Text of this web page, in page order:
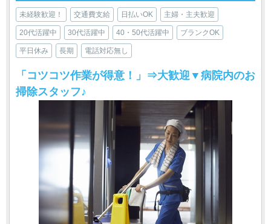
未経験歓迎！ 交通費支給 日払いOK 主婦・主夫歓迎
20代活躍中 30代活躍中 40・50代活躍中 ブランクOK
平日休み 長期 電話対応無し
「コツコツ作業が得意！」⇒大歓迎▼病院内のお
掃除スタッフ♪